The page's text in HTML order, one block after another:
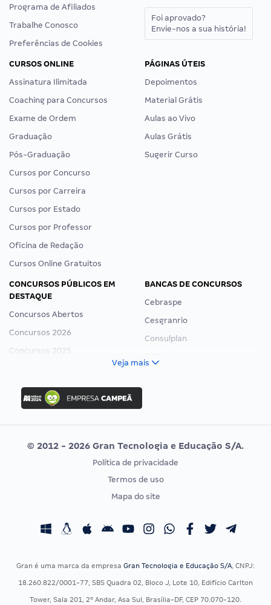
Programa de Afiliados
Trabalhe Conosco
Preferências de Cookies
Foi aprovado?
Envie-nos a sua história!
CURSOS ONLINE
Assinatura Ilimitada
Coaching para Concursos
Exame de Ordem
Graduação
Pós-Graduação
Cursos por Concurso
Cursos por Carreira
Cursos por Estado
Cursos por Professor
Oficina de Redação
Cursos Online Gratuitos
PÁGINAS ÚTEIS
Depoimentos
Material Grátis
Aulas ao Vivo
Aulas Grátis
Sugerir Curso
CONCURSOS PÚBLICOS EM
DESTAQUE
Concursos Abertos
Concursos 2026
Concursos 2025
Concurso Ibama
Concurso MPU
Editais publicados
BANCAS DE CONCURSOS
Cebraspe
Cesgranrio
Consulplan
Vunesp
CONCURSOS POR PROFISSÃO
Concursos Fiscais
EXAME DE ORDEM
Calendário OAB
Veja mais
© 2012 - 2026 Gran Tecnologia e Educação S/A.
Política de privacidade
Termos de uso
Mapa do site
Gran é uma marca da empresa Gran Tecnologia e Educação S/A, CNPJ:
18.260.822/0001-77, SBS Quadra 02, Bloco J, Lote 10, Edifício Carlton
Tower, Sala 201, 2º Andar, Asa Sul, Brasília-DF, CEP 70.070-120.